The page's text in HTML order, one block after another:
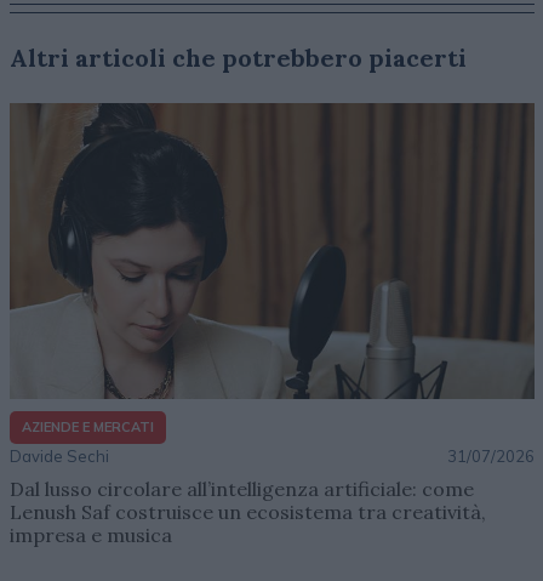
Altri articoli che potrebbero piacerti
AZIENDE E MERCATI
Davide Sechi 31/07/2026
Dal lusso circolare all’intelligenza artificiale: come
Lenush Saf costruisce un ecosistema tra creatività,
impresa e musica